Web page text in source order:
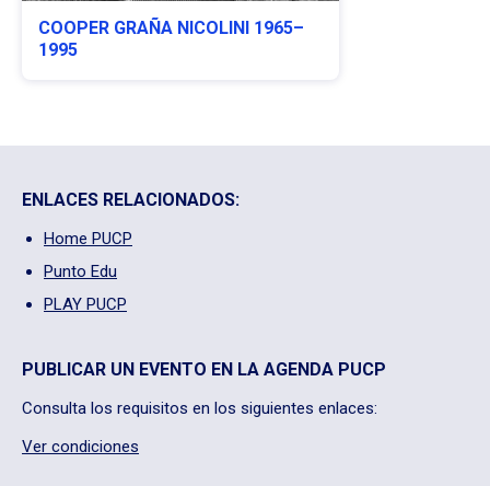
COOPER GRAÑA NICOLINI 1965–
1995
ENLACES RELACIONADOS:
Home PUCP
Punto Edu
PLAY PUCP
PUBLICAR UN EVENTO EN LA AGENDA PUCP
Consulta los requisitos en los siguientes enlaces:
Ver condiciones